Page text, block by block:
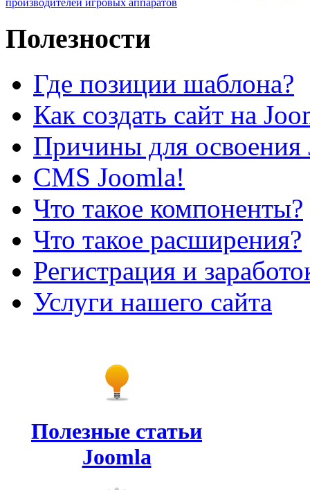
производителей игровых аппаратов
Полезности
Где позиции шаблона?
Как создать сайт на
Причины для освоения
CMS Joomla!
Что такое компоненты?
Что такое расширения?
Регистрация и
Услуги нашего сайта
Полезные статьи
Joomla